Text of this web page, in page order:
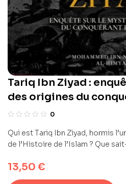
Tariq Ibn Ziyad :
des origines du
Andalus – Renaissance
0
Qui est Tariq Ibn Ziyad, hormis
de l’Histoire de l’Islam ? Que
conquête arabo-islamique de la
monde a en tête sa glorieuse
13,50 €